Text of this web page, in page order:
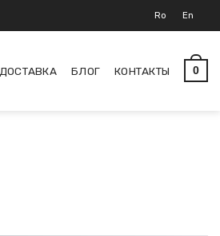
Ro En
ДОСТАВКА БЛОГ КОНТАКТЫ 0